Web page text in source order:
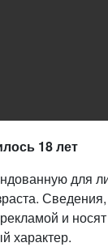
18 лет
для
Сведения,
и носят
характер.